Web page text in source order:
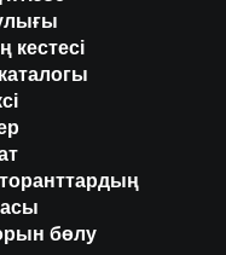
кестесі
бөлу